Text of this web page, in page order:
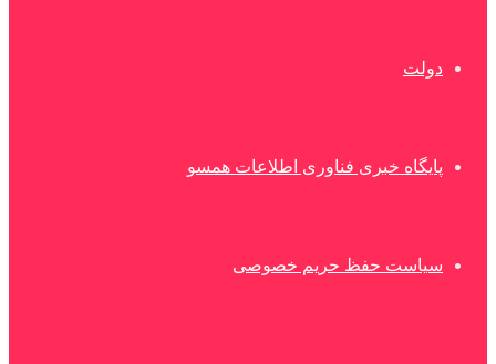
دولت
پایگاه خبری فناوری اطلاعات همسو
سیاست حفظ حریم خصوصی